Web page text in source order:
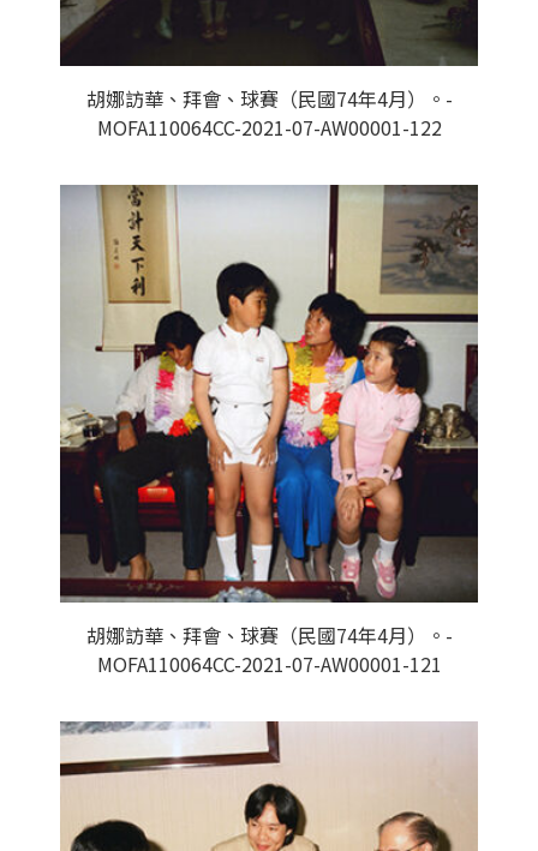
胡娜訪華、拜會、球賽（民國74年4月）。-
MOFA110064CC-2021-07-AW00001-122
胡娜訪華、拜會、球賽（民國74年4月）。-
MOFA110064CC-2021-07-AW00001-121